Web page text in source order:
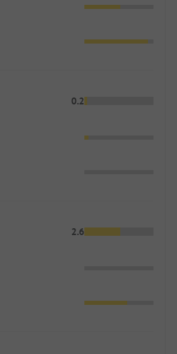
0.2
2.6